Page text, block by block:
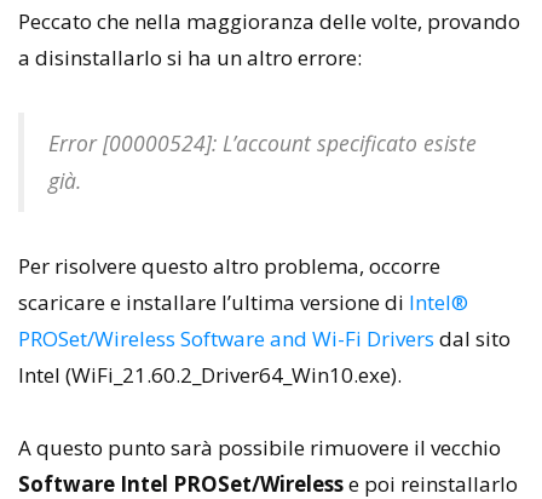
Peccato che nella maggioranza delle volte, provando
a disinstallarlo si ha un altro errore:
Error [00000524]: L’account specificato esiste
già.
Per risolvere questo altro problema, occorre
scaricare e installare l’ultima versione di Intel®
PROSet/Wireless Software and Wi-Fi Drivers dal sito
Intel (WiFi_21.60.2_Driver64_Win10.exe).
A questo punto sarà possibile rimuovere il vecchio
Software Intel PROSet/Wirelesse poi reinstallarlo